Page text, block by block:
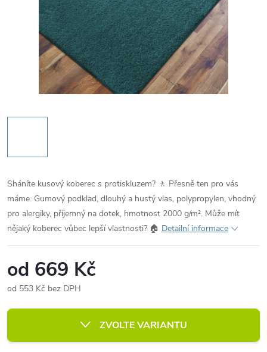
Sháníte kusový koberec s protiskluzem? 🚶 Přesně ten pro vás
máme. Gumový podklad, dlouhý a hustý vlas, polypropylen, vhodný
pro alergiky, příjemný na dotek, hmotnost 2000 g/m². Může mít
nějaký koberec vůbec lepší vlastnosti? 🏠 Detailní informace
od 669 Kč
od 553 Kč bez DPH
cena:
ZVOLTE VARIANTU